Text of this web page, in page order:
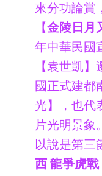
來分功論賞
【金陵日月
年中華民國
【袁世凱
國正式建都
光】，也代
片光明景象
以說是第三
西 龍爭虎